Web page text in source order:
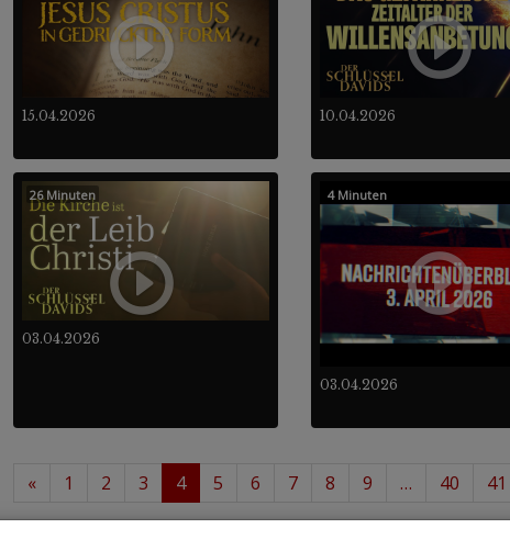
15.04.2026 10.04.2026
03.04.2026
26 Minuten
03.04.2026
4 Minuten
« 1 2 3 4 5 6 7 8 9 … 40 41